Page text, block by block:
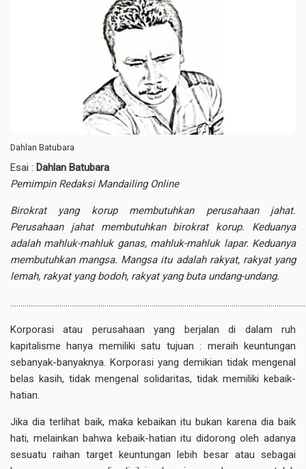
Dahlan Batubara
Esai : Dahlan Batubara
Pemimpin Redaksi Mandailing Online
Birokrat yang korup membutuhkan perusahaan jahat.
Perusahaan jahat membutuhkan birokrat korup. Keduanya
adalah mahluk-mahluk ganas, mahluk-mahluk lapar. Keduanya
membutuhkan mangsa. Mangsa itu adalah rakyat, rakyat yang
lemah, rakyat yang bodoh, rakyat yang buta undang-undang.
Korporasi atau perusahaan yang berjalan di dalam ruh
kapitalisme hanya memiliki satu tujuan : meraih keuntungan
sebanyak-banyaknya. Korporasi yang demikian tidak mengenal
belas kasih, tidak mengenal solidaritas, tidak memiliki kebaik-
hatian.
Jika dia terlihat baik, maka kebaikan itu bukan karena dia baik
hati, melainkan bahwa kebaik-hatian itu didorong oleh adanya
sesuatu raihan target keuntungan lebih besar atau sebagai